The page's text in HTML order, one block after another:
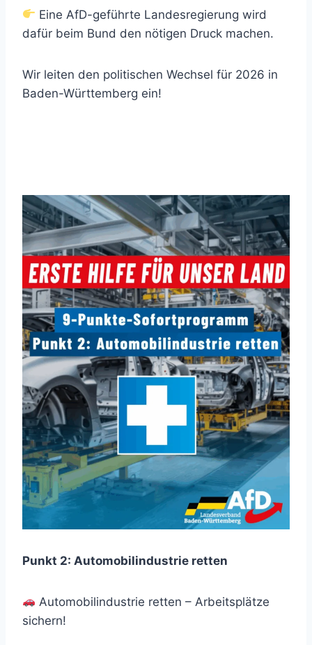
Eine AfD-geführte Landesregierung wird
dafür beim Bund den nötigen Druck machen.
Wir leiten den politischen Wechsel für 2026 in
Baden-Württemberg ein!
Punkt 2: Automobilindustrie retten
Automobilindustrie retten – Arbeitsplätze
sichern!